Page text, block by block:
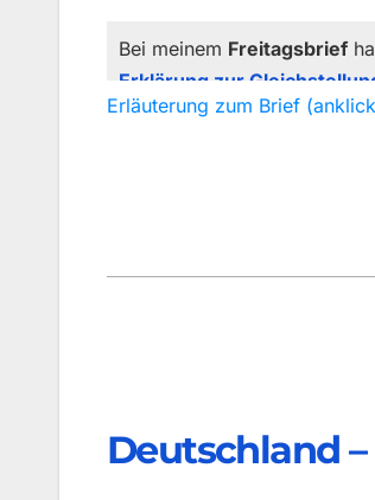
Bei meinem Freitagsbrief
Erklärung zur
Es gibt eine Liste von
Freitagsbrief stellt eine
Auswahl gebracht
Fähigkeit zum Irrtum, so
willkommen, denn sie ist
Erläuterung zum Brief
Deutschland